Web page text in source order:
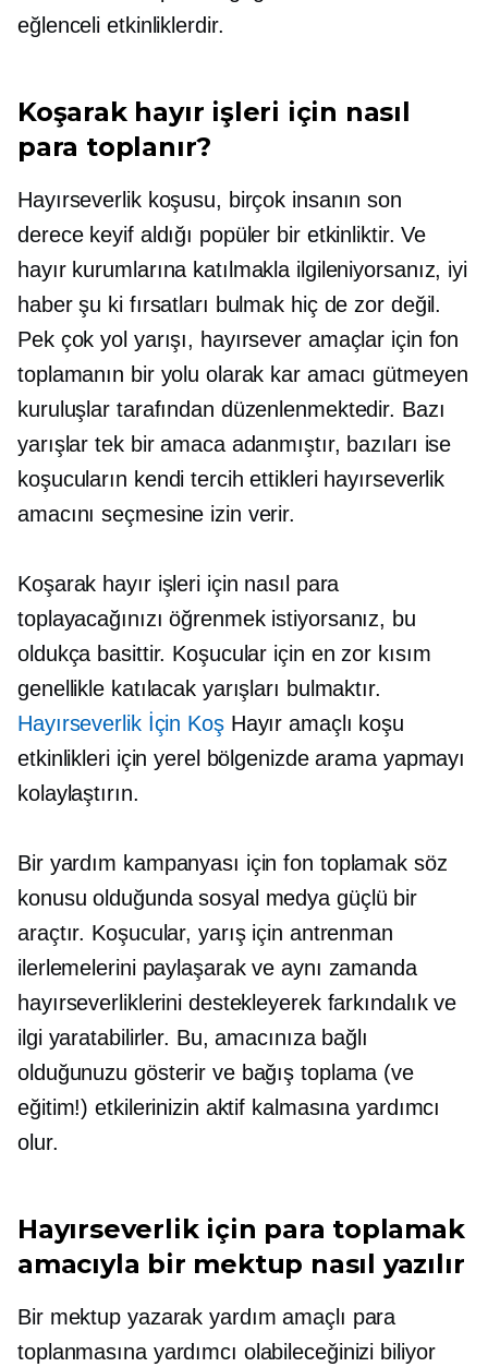
eğlenceli etkinliklerdir.
Koşarak hayır işleri için nasıl
para toplanır?
Hayırseverlik koşusu, birçok insanın son
derece keyif aldığı popüler bir etkinliktir. Ve
hayır kurumlarına katılmakla ilgileniyorsanız, iyi
haber şu ki fırsatları bulmak hiç de zor değil.
Pek çok yol yarışı, hayırsever amaçlar için fon
toplamanın bir yolu olarak kar amacı gütmeyen
kuruluşlar tarafından düzenlenmektedir. Bazı
yarışlar tek bir amaca adanmıştır, bazıları ise
koşucuların kendi tercih ettikleri hayırseverlik
amacını seçmesine izin verir.
Koşarak hayır işleri için nasıl para
toplayacağınızı öğrenmek istiyorsanız, bu
oldukça basittir. Koşucular için en zor kısım
genellikle katılacak yarışları bulmaktır.
Hayırseverlik İçin KoşHayır amaçlı koşu
etkinlikleri için yerel bölgenizde arama yapmayı
kolaylaştırın.
Bir yardım kampanyası için fon toplamak söz
konusu olduğunda sosyal medya güçlü bir
araçtır. Koşucular, yarış için antrenman
ilerlemelerini paylaşarak ve aynı zamanda
hayırseverliklerini destekleyerek farkındalık ve
ilgi yaratabilirler. Bu, amacınıza bağlı
olduğunuzu gösterir ve bağış toplama (ve
eğitim!) etkilerinizin aktif kalmasına yardımcı
olur.
Hayırseverlik için para toplamak
amacıyla bir mektup nasıl yazılır
Bir mektup yazarak yardım amaçlı para
toplanmasına yardımcı olabileceğinizi biliyor